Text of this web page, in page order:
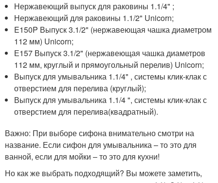
Нержавеющий выпуск для раковины 1.1/4" ;
Нержавеющий для раковины 1.1/2" Unicorn;
E150P Выпуск 3.1/2" (нержавеющая чашка диаметром
112 мм) Unicorn;
Е157 Выпуск 3.1/2" (нержавеющая чашка диаметров
112 мм, круглый и прямоугольный перелив) Unicorn;
Выпуск для умывальника 1.1/4" , системы клик-клак с
отверстием для перелива (круглый);
Выпуск для умывальника 1.1/4 ", системы клик-клак с
отверстием для перелива(квадратный).
Важно: При выборе сифона внимательно смотри на
название. Если сифон для умывальника – то это для
ванной, если для мойки – то это для кухни!
Но как же выбрать подходящий? Вы можете заметить,